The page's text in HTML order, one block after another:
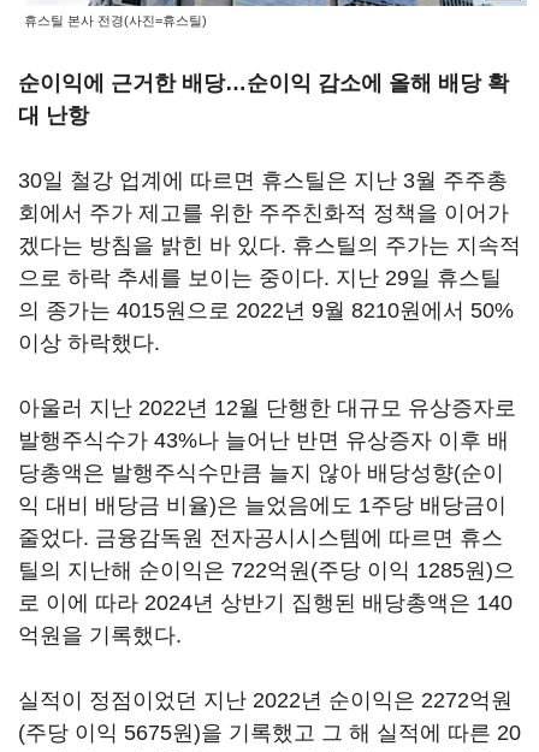
휴스틸 본사 전경(사진=휴스틸)
순이익에 근거한 배당…순이익 감소에 올해 배당 확
대 난항
30일 철강 업계에 따르면 휴스틸은 지난 3월 주주총
회에서 주가 제고를 위한 주주친화적 정책을 이어가
겠다는 방침을 밝힌 바 있다. 휴스틸의 주가는 지속적
으로 하락 추세를 보이는 중이다. 지난 29일 휴스틸
의 종가는 4015원으로 2022년 9월 8210원에서 50%
이상 하락했다.
아울러 지난 2022년 12월 단행한 대규모 유상증자로
발행주식수가 43%나 늘어난 반면 유상증자 이후 배
당총액은 발행주식수만큼 늘지 않아 배당성향(순이
익 대비 배당금 비율)은 늘었음에도 1주당 배당금이
줄었다. 금융감독원 전자공시시스템에 따르면 휴스
틸의 지난해 순이익은 722억원(주당 이익 1285원)으
로 이에 따라 2024년 상반기 집행된 배당총액은 140
억원을 기록했다.
실적이 정점이었던 지난 2022년 순이익은 2272억원
(주당 이익 5675원)을 기록했고 그 해 실적에 따른 20